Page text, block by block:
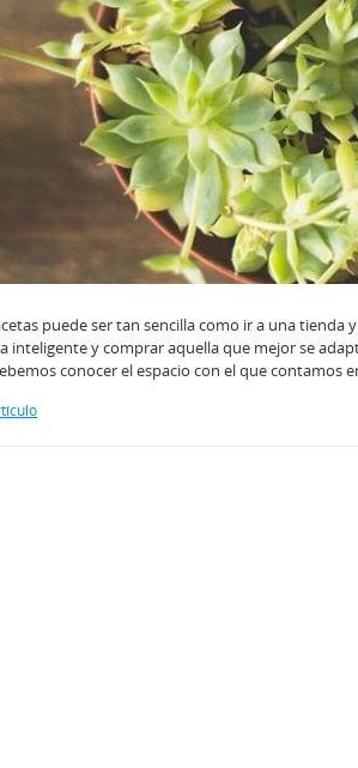
puede ser tan sencilla como ir a una
inteligente y comprar aquella que mejor se
conocer el espacio con el que contamos